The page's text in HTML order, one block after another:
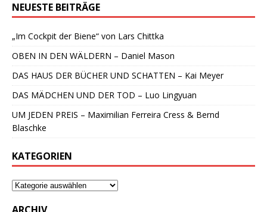
NEUESTE BEITRÄGE
„Im Cockpit der Biene“ von Lars Chittka
OBEN IN DEN WÄLDERN – Daniel Mason
DAS HAUS DER BÜCHER UND SCHATTEN – Kai Meyer
DAS MÄDCHEN UND DER TOD – Luo Lingyuan
UM JEDEN PREIS – Maximilian Ferreira Cress & Bernd
Blaschke
KATEGORIEN